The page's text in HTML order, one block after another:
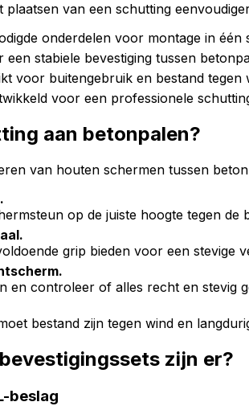
plaatsen van een schutting
onderdelen voor montage in één
een stabiele bevestiging tussen
voor buitengebruik en bestand tegen
voor een professionele
aan betonpalen?
van houten schermen tussen
op de juiste hoogte tegen de
grip bieden voor een stevige
en controleer of alles recht en stevig
bestand zijn tegen wind en
zijn er?
beslag